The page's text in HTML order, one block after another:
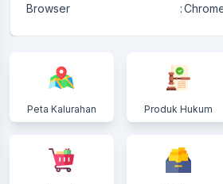
Browser
:
Peta Kalurahan Produk Hukum